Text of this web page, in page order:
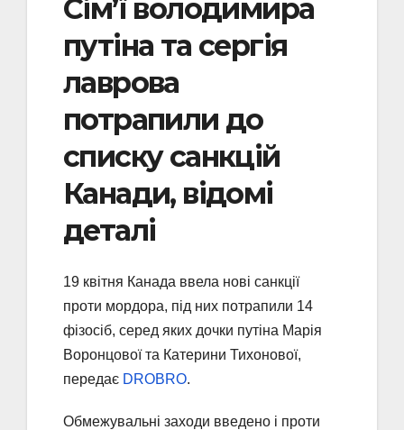
Сім’ї володимира
путіна та сергія
лаврова
потрапили до
списку санкцій
Канади, відомі
деталі
19 квітня Канада ввела нові санкції
проти мордора, під них потрапили 14
фізосіб, серед яких дочки путіна Марія
Воронцової та Катерини Тихонової,
передає DROBRO.
Обмежувальні заходи введено і проти